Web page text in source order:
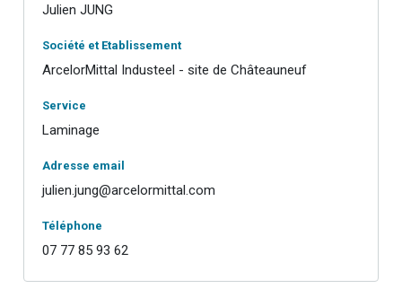
Julien JUNG
Société et Etablissement
ArcelorMittal Industeel - site de Châteauneuf
Service
Laminage
Adresse email
julien.jung@arcelormittal.com
Téléphone
07 77 85 93 62